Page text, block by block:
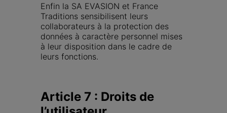
Enfin la SA EVASION et France
Traditions sensibilisent leurs
collaborateurs à la protection des
données à caractère personnel mises
à leur disposition dans le cadre de
leurs fonctions.
Article 7 : Droits de